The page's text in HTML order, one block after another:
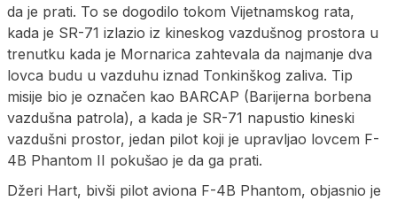
da je prati. To se dogodilo tokom Vijetnamskog rata,
kada je SR-71 izlazio iz kineskog vazdušnog prostora u
trenutku kada je Mornarica zahtevala da najmanje dva
lovca budu u vazduhu iznad Tonkinškog zaliva. Tip
misije bio je označen kao BARCAP (Barijerna borbena
vazdušna patrola), a kada je SR-71 napustio kineski
vazdušni prostor, jedan pilot koji je upravljao lovcem F-
4B Phantom II pokušao je da ga prati.
Džeri Hart, bivši pilot aviona F-4B Phantom, objasnio je